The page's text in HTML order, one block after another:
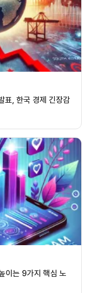
표, 한국 경제 긴장감
이는 9가지 핵심 노